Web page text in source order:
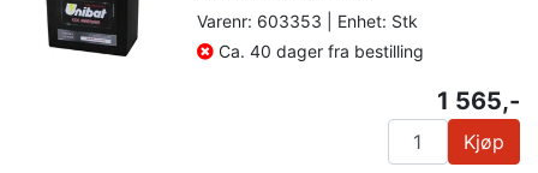
Varenr: 603353 | Enhet: Stk
Ca. 40 dager fra bestilling
1 565,-
Kjøp